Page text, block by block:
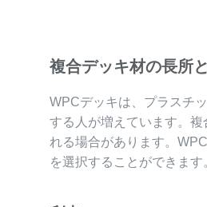
複合デッキ材の長所
WPCデッキは、プラスチ
する人が増えています。
れる場合があります。
を選択することができます